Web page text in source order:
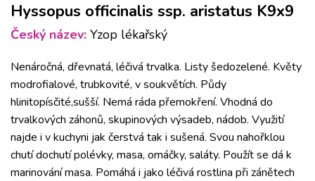
Hyssopus officinalis ssp. aristatus K9x9
Český název: Yzop lékařský
Nenáročná, dřevnatá, léčivá trvalka. Listy šedozelené. Květy
modrofialové, trubkovité, v soukvětích. Půdy
hlinitopísčité,sušší. Nemá ráda přemokření. Vhodná do
trvalkových záhonů, skupinových výsadeb, nádob. Využití
najde i v kuchyni jak čerstvá tak i sušená. Svou nahořklou
chutí dochutí polévky, masa, omáčky, saláty. Použít se dá k
marinování masa. Pomáhá i jako léčivá rostlina při zánětech